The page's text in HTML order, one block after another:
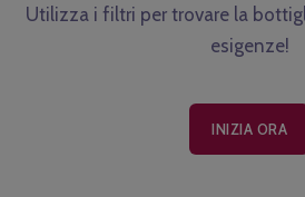
Utilizza i filtri per trovare la
esigenze!
INIZIA ORA